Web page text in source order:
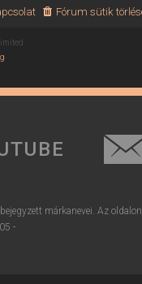
Fórum sütik
márkanevei. Az
-